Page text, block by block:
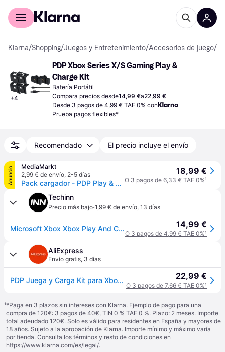
Comprar con Klarna
Klarna/Shopping/Juegos y Entretenimiento/Accesorios de juego/
+4
PDP Xbox Series X/S Gaming Play &
Charge Kit
Batería Portátil
Compara precios desde14,99 €a22,99 €
Desde 3 pagos de 4,99 € TAE 0% con
Prueba pagos flexibles*
Recomendado El precio incluye el envío
Anuncio
MediaMarkt
2,99 € de envío, 2-5 días
Pack cargador - PDP Play & Charge Kit, Para Xbox Serie X y One , Autonomía 20 h, Negro
18,99 €
O 3 pagos de 6,33 € TAE 0%¹
Techinn
Precio más bajo·1,99 € de envío, 13 días
Microsoft Xbox Xbox Play And Charge Kit Battery Controller Naranja 14,99 €
O 3 pagos de 4,99 € TAE 0%¹
AliExpress
Envío gratis, 3 días
PDP Juega y Carga Kit para Xbox Series S/X - 20 Horas de Juego 22,99 €
O 3 pagos de 7,66 € TAE 0%¹
¹*Paga en 3 plazos sin intereses con Klarna. Ejemplo de pago para una
compra de 120€: 3 pagos de 40€, TIN 0 % TAE 0 %. Plazo: 2 meses. Importe
total adeudado 120€. Solo es válido para residentes en España y mayores de
18 años. Sujeto a la aprobación de Klarna. Importe mínimo y máximo varía
por tienda. Consulta los términos y resto de condiciones en
https://www.klarna.com/es/legal/.